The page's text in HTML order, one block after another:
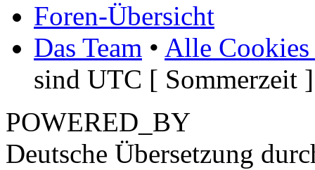
Foren-Übersicht
Das Team • Alle Cookies
sind UTC [ Sommerzeit ]
POWERED_BY
Deutsche Übersetzung